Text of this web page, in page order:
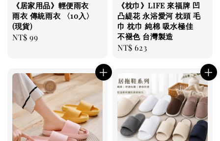
《居家用品》輕便雨衣
雨衣 傳統雨衣 〈10入〉
(現貨)
Regular
NT$ 99
《枕巾》LIFE 來福牌 凹
凸緹花 永浴愛河 枕頭 毛
巾 枕巾 純棉 吸水極佳
不褪色 台灣製造
Regular
NT$ 623